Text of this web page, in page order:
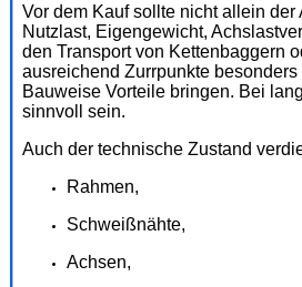
Vor dem Kauf sollte nicht allein
Nutzlast, Eigengewicht,
den Transport von Kettenbaggern
ausreichend Zurrpunkte
Bauweise Vorteile bringen. Bei
sinnvoll sein.
Auch der technische Zustand
Rahmen,
Schweißnähte,
Achsen,